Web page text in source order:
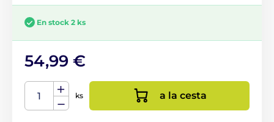
En stock 2 ks
54,99 €
ks a la cesta